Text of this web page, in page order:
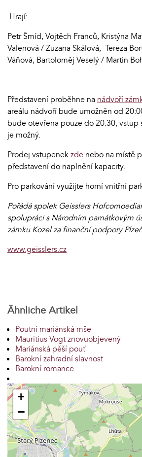
Hrají:
Petr Šmíd, Vojtěch Franců, Kristýna
Valenová / Zuzana Skálová, Tereza
Váňová, Bartoloměj Veselý / Martin
Představení proběhne na nádvoří
areálu nádvoří bude umožněn od
bude otevřena pouze do 20:30,
je možný.
Prodej vstupenekzde nebo na místě
představení do naplnění kapacity.
Pro parkování využijte horní vnitřní
Pořádá spolek Geisslers
spolupráci s Národním památkovým
zámku Kozel za finanční podpory
www.geisslers.cz
Ähnliche Artikel
Poutní mariánská mše
Mauritius Vogt znovuobjevený
Mariánská pěší pouť
Barokní zahradní slavnost
Barokní romance
+
−